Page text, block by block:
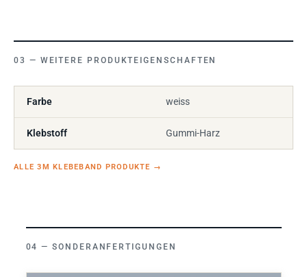
WEITERE PRODUKTEIGENSCHAFTEN
Farbe weiss
Klebstoff Gummi-Harz
ALLE 3M KLEBEBAND PRODUKTE →
SONDERANFERTIGUNGEN